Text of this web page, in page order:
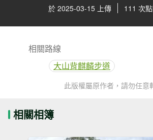
於 2025-03-15 上傳 111 次
相關路線
大山背麒麟步道
此版權屬原作者，請勿任意
相關相簿